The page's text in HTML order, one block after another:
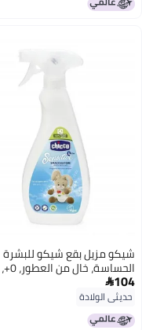
شيكو مزيل بقع شيكو للبشرة
مل 104
حديثي الولادة